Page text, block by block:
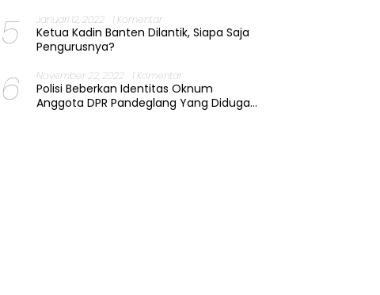
5 Januari 12, 2022 1 Komentar
Ketua Kadin Banten Dilantik, Siapa Saja
Pengurusnya?
6 November 22, 2022 1 Komentar
Polisi Beberkan Identitas Oknum
Anggota DPR Pandeglang Yang Diduga